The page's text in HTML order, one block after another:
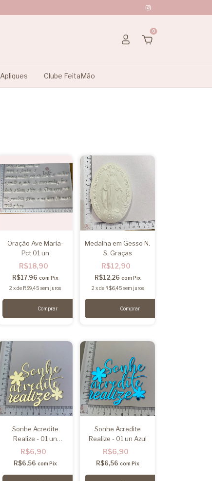
0
Apliques Clube FeitaMão
Oração Ave Maria-
Pct 01 un
R$18,90
R$17,96 com Pix
2 xde R$9,45 sem juros
Medalha em Gesso N.
S. Graças
R$12,90
R$12,26 com Pix
2 xde R$6,45 sem juros
Sonhe Acredite
Realize - 01 un
Dourado
R$6,90
R$6,56 com Pix
Sonhe Acredite
Realize - 01 un Azul
R$6,90
R$6,56 com Pix